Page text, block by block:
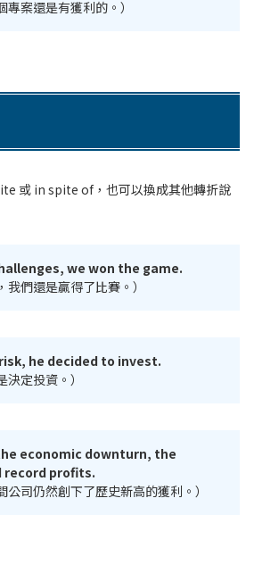
專案還是有獲利的。）
或 in spite of，也可以換成其他轉折說
we won the game.
我們還是贏得了比賽。）
he decided to invest.
決定投資。）
economic downturn, the
record profits.
公司仍然創下了歷史新高的獲利。）